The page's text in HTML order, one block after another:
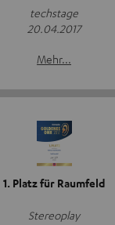
techstage
20.04.2017
Mehr...
1. Platz für Raumfeld
Stereoplay